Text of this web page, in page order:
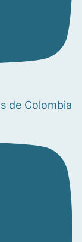
de Colombia